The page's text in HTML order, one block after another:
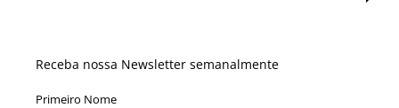
Receba nossa Newsletter semanalmente
Primeiro Nome